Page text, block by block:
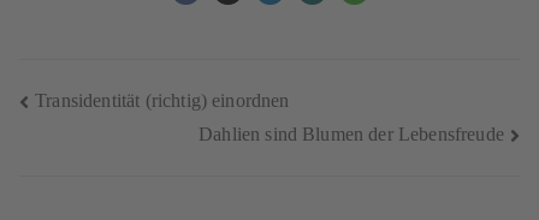
Transidentität (richtig) einordnen
Dahlien sind Blumen der Lebensfreude